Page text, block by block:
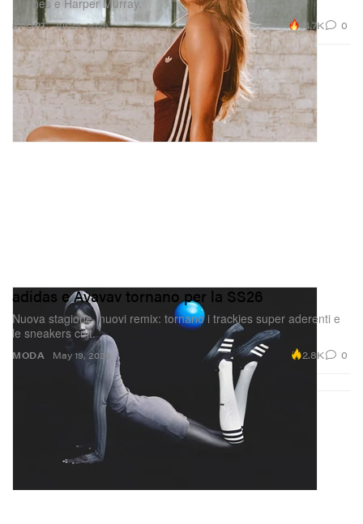
SPORT
Mernes e Harper Murray.
Jul 24, 2026 14.7K 0
MODA
adidas e Avavav tornano per la SS26
Nuova stagione, nuovi remix: tornano i trackies super aderenti e
le sneakers cult.
May 19, 2026 2.8K 0